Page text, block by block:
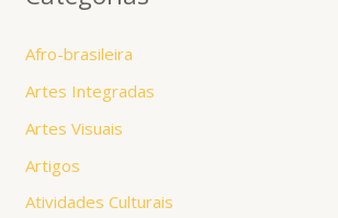
Afro-brasileira
Artes Integradas
Artes Visuais
Artigos
Atividades Culturais